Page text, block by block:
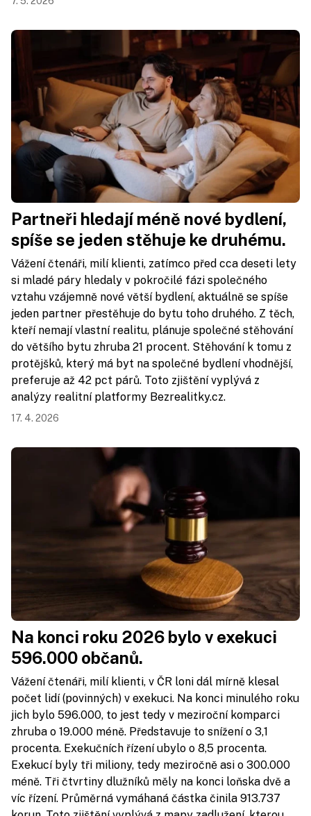
Partneři hledají méně nové bydlení,
spíše se jeden stěhuje ke druhému.
Vážení čtenáři, milí klienti, zatímco před cca deseti lety
si mladé páry hledaly v pokročilé fázi společného
vztahu vzájemně nové větší bydlení, aktuálně se spíše
jeden partner přestěhuje do bytu toho druhého. Z těch,
kteří nemají vlastní realitu, plánuje společné stěhování
do většího bytu zhruba 21 procent. Stěhování k tomu z
protějšků, který má byt na společné bydlení vhodnější,
preferuje až 42 pct párů. Toto zjištění vyplývá z
analýzy realitní platformy Bezrealitky.cz.
17. 4. 2026
Na konci roku 2026 bylo v exekuci
596.000 občanů.
Vážení čtenáři, milí klienti, v ČR loni dál mírně klesal
počet lidí (povinných) v exekuci. Na konci minulého roku
jich bylo 596.000, to jest tedy v meziroční komparci
zhruba o 19.000 méně. Představuje to snížení o 3,1
procenta. Exekučních řízení ubylo o 8,5 procenta.
Exekucí byly tři miliony, tedy meziročně asi o 300.000
méně. Tři čtvrtiny dlužníků měly na konci loňska dvě a
víc řízení. Průměrná vymáhaná částka činila 913.737